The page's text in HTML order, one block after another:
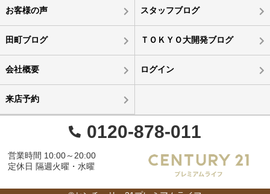
お客様の声 スタッフブログ
田町ブログ ＴＯＫＹＯ大開発ブログ
会社概要 ログイン
来店予約
0120-878-011
営業時間 10:00～20:00
定休日 隔週火曜・水曜